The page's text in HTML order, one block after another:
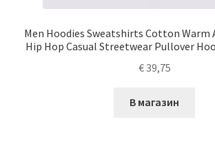
Men Hoodies Sweatshirts Cotton
Hip Hop Casual Streetwear Pullover
€39,75
В магазин